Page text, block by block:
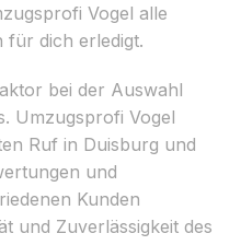
Vogel alle
für dich erledigt.
bei der Auswahl
Umzugsprofi Vogel
Ruf in Duisburg und
und
Kunden
und Zuverlässigkeit des